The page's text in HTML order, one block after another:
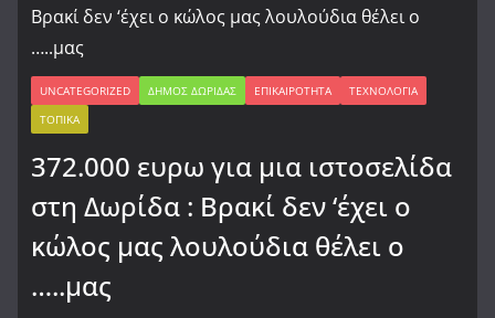
UNCATEGORIZED ΔΉΜΟΣ ΔΩΡΊΔΑΣ ΕΠΙΚΑΙΡΌΤΗΤΑ
ΤΕΧΝΟΛΟΓΊΑ
ΤΟΠΙΚΆ
372.000 ευρω για μια ιστοσελίδα
στη Δωρίδα : Βρακί δεν ‘έχει ο
κώλος μας λουλούδια θέλει ο
…..μας